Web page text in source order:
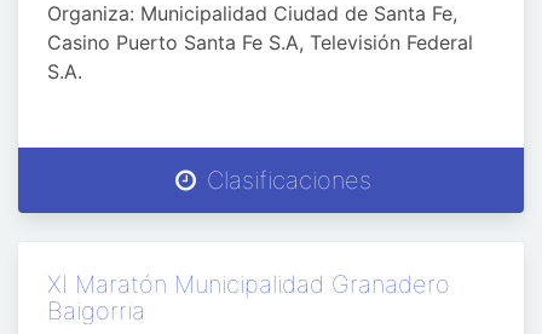
Organiza: Municipalidad Ciudad de Santa Fe,
Casino Puerto Santa Fe S.A, Televisión Federal
S.A.
Clasificaciones
XI Maratón Municipalidad Granadero
Baigorria